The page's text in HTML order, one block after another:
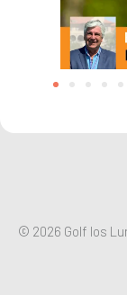
© 2026 Golf los